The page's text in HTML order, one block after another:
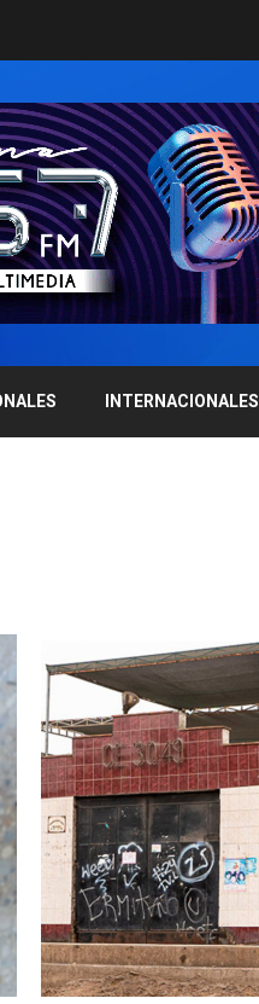
INTERNACIONALES